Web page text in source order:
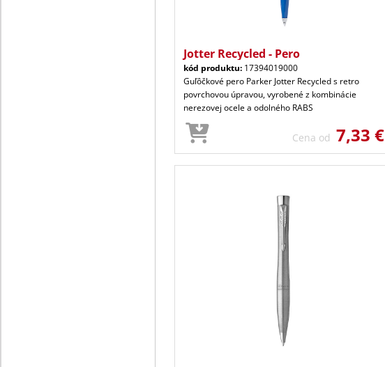
Jotter Recycled - Pero
kód produktu: 17394019000
Guľôčkové pero Parker Jotter Recycled s retro
povrchovou úpravou, vyrobené z kombinácie
nerezovej ocele a odolného RABS
Cena od 7,33 €